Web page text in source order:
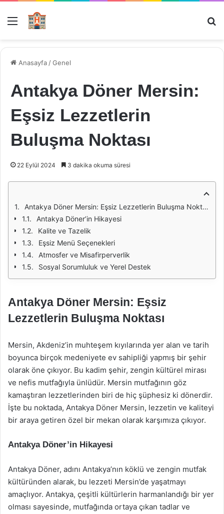
Menü
Anasayfa /Genel
Antakya Döner Mersin:
Eşsiz Lezzetlerin
Buluşma Noktası
22 Eylül 2024 3 dakika okuma süresi
Antakya Döner Mersin: Eşsiz Lezzetlerin Buluşma Noktası
Antakya Döner’in Hikayesi
Kalite ve Tazelik
Eşsiz Menü Seçenekleri
Atmosfer ve Misafirperverlik
Sosyal Sorumluluk ve Yerel Destek
Antakya Döner Mersin: Eşsiz
Lezzetlerin Buluşma Noktası
Mersin, Akdeniz’in muhteşem kıyılarında yer alan ve tarih
boyunca birçok medeniyete ev sahipliği yapmış bir şehir
olarak öne çıkıyor. Bu kadim şehir, zengin kültürel mirası
ve nefis mutfağıyla ünlüdür. Mersin mutfağının göz
kamaştıran lezzetlerinden biri de hiç şüphesiz ki dönerdir.
İşte bu noktada, Antakya Döner Mersin, lezzetin ve kaliteyi
bir araya getiren özel bir mekan olarak karşımıza çıkıyor.
Antakya Döner’in Hikayesi
Antakya Döner, adını Antakya’nın köklü ve zengin mutfak
kültüründen alarak, bu lezzeti Mersin’de yaşatmayı
amaçlıyor. Antakya, çeşitli kültürlerin harmanlandığı bir yer
olması sayesinde, mutfağında ortaya çıkan tadlar ve